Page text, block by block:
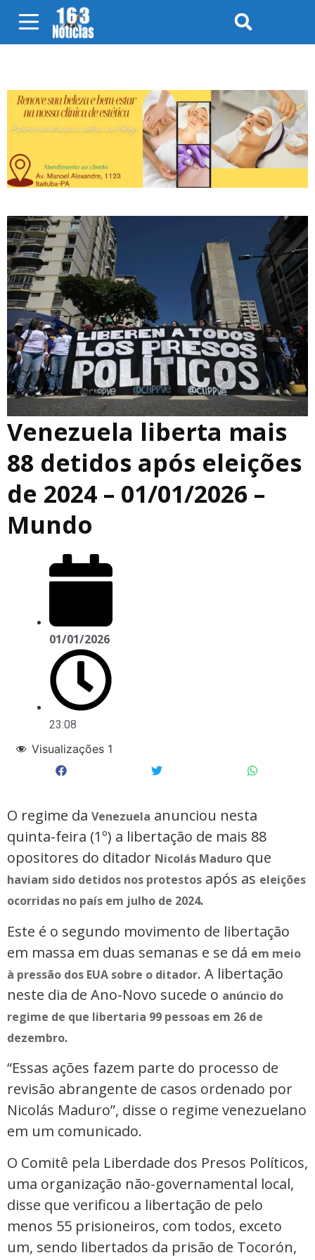
Venezuela liberta mais
88 detidos após eleições
de 2024 – 01/01/2026 –
Mundo
01/01/2026
23:08
Visualizações 1
O regime da Venezuela anunciou nesta
quinta-feira (1º) a libertação de mais 88
opositores do ditador Nicolás Maduro que
haviam sido detidos nos protestos após as eleições
ocorridas no país em julho de 2024.
Este é o segundo movimento de libertação
em massa em duas semanas e se dá em meio
à pressão dos EUA sobre o ditador. A libertação
neste dia de Ano-Novo sucede o anúncio do
regime de que libertaria 99 pessoas em 26 de
dezembro.
“Essas ações fazem parte do processo de
revisão abrangente de casos ordenado por
Nicolás Maduro”, disse o regime venezuelano
em um comunicado.
O Comitê pela Liberdade dos Presos Políticos,
uma organização não-governamental local,
disse que verificou a libertação de pelo
menos 55 prisioneiros, com todos, exceto
um, sendo libertados da prisão de Tocorón,